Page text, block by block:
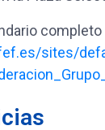
sites/